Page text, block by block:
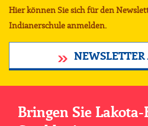
Hier können Sie sich für den
Indianerschule anmelden.
Bringen Sie